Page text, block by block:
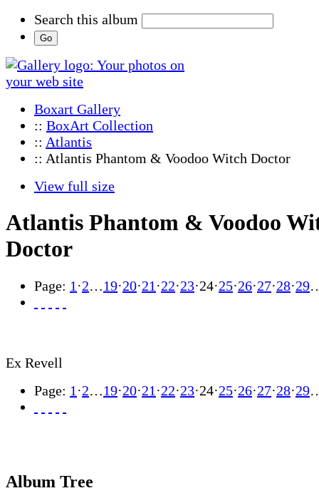
Search this album
Boxart Gallery
:: BoxArt Collection
:: Atlantis
:: Atlantis Phantom & Voodoo Witch Doctor
View full size
Atlantis Phantom & Voodoo
Doctor
Page: 1 ·2…19·20·21 ·22·23·24·25·26·27·28·29
Ex Revell
Page: 1 ·2…19·20·21 ·22·23·24·25·26·27·28·29
Album Tree